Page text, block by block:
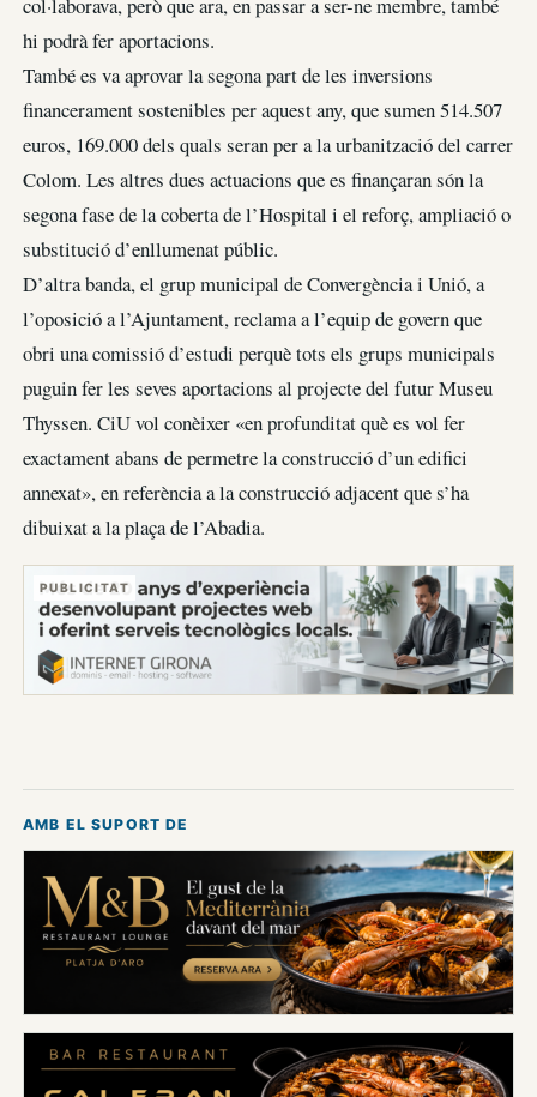
col·laborava, però que ara, en passar a ser-ne membre, també
hi podrà fer aportacions.
També es va aprovar la segona part de les inversions
financerament sostenibles per aquest any, que sumen 514.507
euros, 169.000 dels quals seran per a la urbanització del carrer
Colom. Les altres dues actuacions que es finançaran són la
segona fase de la coberta de l’Hospital i el reforç, ampliació o
substitució d’enllumenat públic.
D’altra banda, el grup municipal de Convergència i Unió, a
l’oposició a l’Ajuntament, reclama a l’equip de govern que
obri una comissió d’estudi perquè tots els grups municipals
puguin fer les seves aportacions al projecte del futur Museu
Thyssen. CiU vol conèixer «en profunditat què es vol fer
exactament abans de permetre la construcció d’un edifici
annexat», en referència a la construcció adjacent que s’ha
dibuixat a la plaça de l’Abadia.
PUBLICITAT
AMB EL SUPORT DE